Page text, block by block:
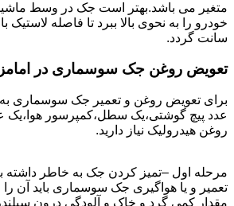
متغیر می باشد.بهتر است جک در وسط
سانت گردد.
تعویض روغن جک سوسماری در
برای تعویض روغن و تعمیر جک سوسماری به
عدد پیچ گوشتی،یک سطل،کمپرسور هوا،یک
روغن هیدرولیک نیاز دارید.
مرحله اول –تمیز کردن جک به خاطر داشته
تعمیر و یا هواگیری جک سوسماری باید آن
مقدار کمی گرد و خاک و آلودگی درون